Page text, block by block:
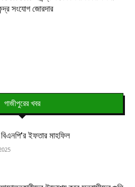
সংযোগ জোরদার
গাজীপুরের খবর
বিএনপি’র ইফতার মাহফিল